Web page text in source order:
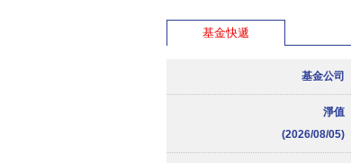
基金快遞
基金公司
淨值
(2026/08/05)